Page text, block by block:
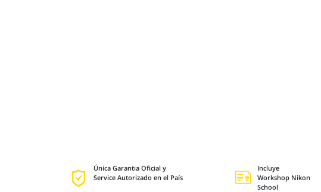
Única Garantia Oficial y
Service Autorizado en el País
Incluye
Workshop Nikon
School